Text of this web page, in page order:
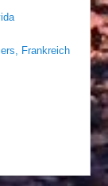
Frankreich